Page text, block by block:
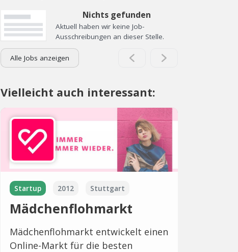
Nichts gefunden
Aktuell haben wir keine Job-
Ausschreibungen an dieser Stelle.
Alle Jobs anzeigen
Vielleicht auch interessant:
Startup 2012 Stuttgart
Mädchenflohmarkt
Mädchenflohmarkt entwickelt einen
Online-Markt für die besten